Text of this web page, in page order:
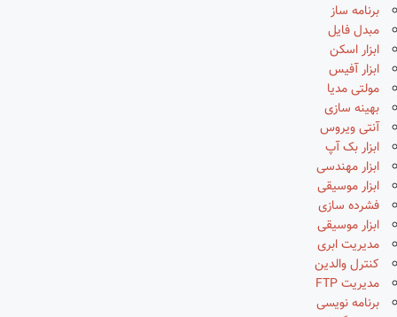
برنامه ساز
مبدل فایل
ابزار اسکن
ابزار آفیس
مولتی مدیا
بهینه سازی
آنتی ویروس
ابزار بک آپ
ابزار مهندسی
ابزار موسیقی
فشرده سازی
ابزار موسیقی
مدیریت ابری
کنترل والدین
مدیریت FTP
برنامه نویسی